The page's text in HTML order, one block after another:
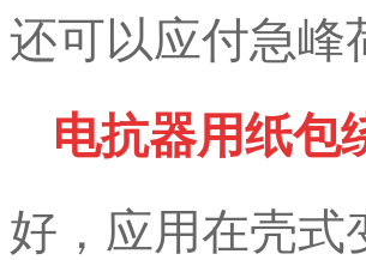
还可以应付急峰
电抗器用纸包
好，应用在壳式